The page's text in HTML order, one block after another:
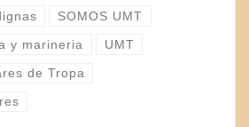
SOMOS UMT
y marineria UMT
de Tropa